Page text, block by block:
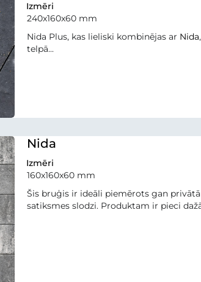
Izmēri
240x160x60 mm
Nida Plus, kas lieliski kombinējas ar Nida
telpā...
Nida
Izmēri
160x160x60 mm
Šis bruģis ir ideāli piemērots gan
satiksmes slodzi. Produktam ir pieci